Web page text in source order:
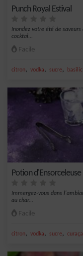
Punch Royal Estival
Inondez votre été de
cocktai...
Facile
citron, vodka, sucre, basilic
Potion d'Ensorceleuse
Immergez-vous dans
au char...
Facile
citron, vodka, sucre,